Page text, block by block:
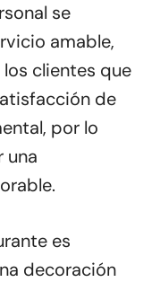
se
amable,
clientes que
de
por lo
una
es
decoración